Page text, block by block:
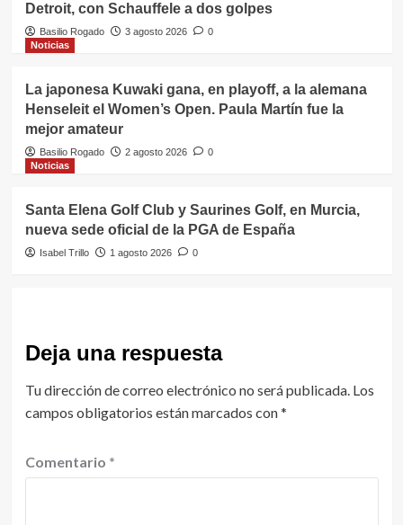
Detroit, con Schauffele a dos golpes
Basilio Rogado 3 agosto 2026
0
Noticias
La japonesa Kuwaki gana, en playoff, a la alemana
Henseleit el Women’s Open. Paula Martín fue la
mejor amateur
Basilio Rogado 2 agosto 2026
0
Noticias
Santa Elena Golf Club y Saurines Golf, en Murcia,
nueva sede oficial de la PGA de España
Isabel Trillo 1 agosto 2026 0
Deja una respuesta
Tu dirección de correo electrónico no será publicada. Los
campos obligatorios están marcados con*
Comentario *